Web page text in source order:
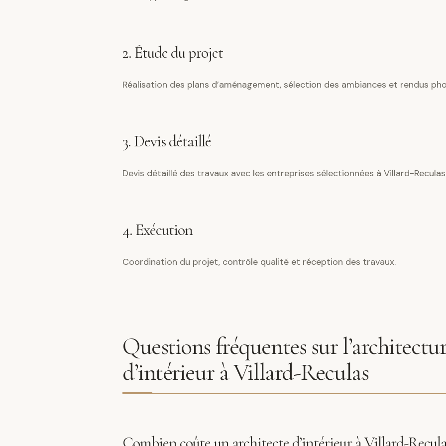
2. Étude du projet
Réalisation des plans d’aménagement, sélection des ambiances et rendus
3. Devis détaillé
Devis détaillé des travaux avec les entreprises sélectionnées à Villard-
4. Exécution
Coordination du projet, contrôle qualité et réception des travaux.
Questions fréquentes sur
d’intérieur à Villard-Reculas